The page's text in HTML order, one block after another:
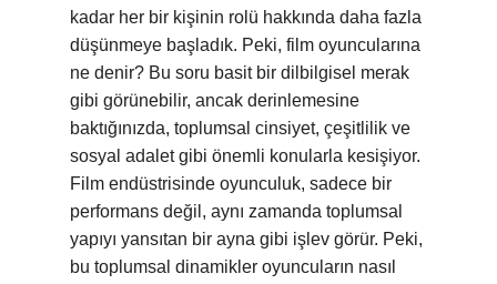
kadar her bir kişinin rolü hakkında daha fazla
düşünmeye başladık. Peki, film oyuncularına
ne denir? Bu soru basit bir dilbilgisel merak
gibi görünebilir, ancak derinlemesine
baktığınızda, toplumsal cinsiyet, çeşitlilik ve
sosyal adalet gibi önemli konularla kesişiyor.
Film endüstrisinde oyunculuk, sadece bir
performans değil, aynı zamanda toplumsal
yapıyı yansıtan bir ayna gibi işlev görür. Peki,
bu toplumsal dinamikler oyuncuların nasıl